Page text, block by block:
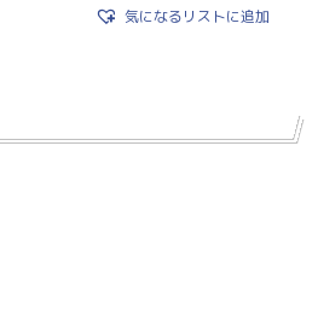
気になるリストに追加